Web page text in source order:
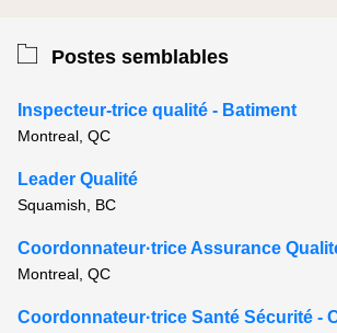
Postes semblables
Inspecteur-trice qualité - Batiment
Montreal, QC
Leader Qualité
Squamish, BC
Coordonnateur·trice Assurance
Montreal, QC
Coordonnateur·trice Santé Sécurité -